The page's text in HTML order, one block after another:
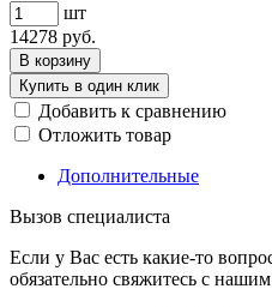
шт
14278 руб.
В корзину
Купить в один клик
Добавить к сравнению
Отложить товар
Дополнительные
Вызов специалиста
Если у Вас есть какие-то
обязательно свяжитесь с